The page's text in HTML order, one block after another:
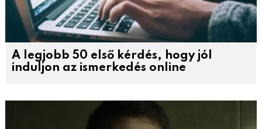
A legjobb 50 első kérdés, hogy jól
induljon az ismerkedés online